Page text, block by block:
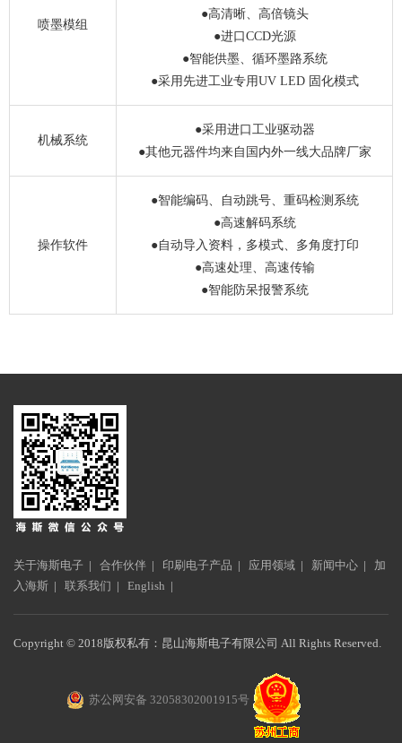
喷墨模组
●高清晰、高倍镜头
●进口CCD光源
●智能供墨、循环墨路系统
●采用先进工业专用UV LED 固化模式
机械系统
●采用进口工业驱动器
●其他元器件均来自国内外一线大品牌厂家
操作软件
●智能编码、自动跳号、重码检测系统
●高速解码系统
●自动导入资料，多模式、多角度打印
●高速处理、高速传输
●智能防呆报警系统
关于海斯电子 | 合作伙伴 | 印刷电子产品 | 应用领域 | 新闻中心 | 加
入海斯 | 联系我们 | English |
Copyright © 2018版权私有：昆山海斯电子有限公司 All Rights Reserved.
苏公网安备 32058302001915号